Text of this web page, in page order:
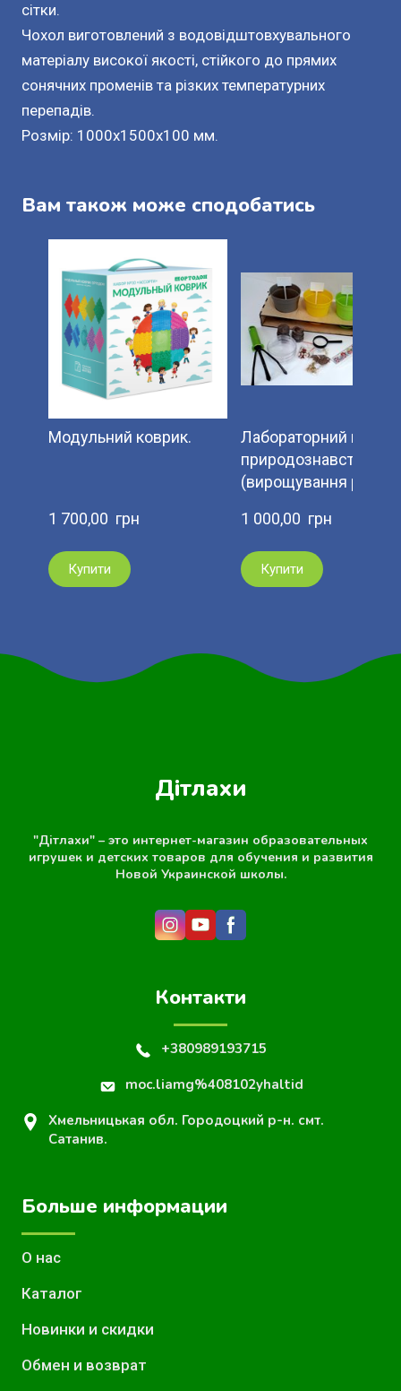
сітки.
Чохол виготовлений з водовідштовхувального
матеріалу високої якості, стійкого до прямих
сонячних променів та різких температурних
перепадів.
Розмір: 1000х1500х100 мм.
Вам також може сподобатись
Модульний коврик.
1 700,00  грн
Купити
Лабораторний набір з
природознавства
(вирощування
1 000,00  грн
Купити
Дітлахи
"Дітлахи" – это интернет-магазин образовательных
игрушек и детских товаров для обучения и развития
Новой Украинской школы.
Контакти
+380989193715
moc.liamg%408102yhaltid
Хмельницькая обл. Городоцкий р-н. смт.
Сатанив.
Больше информации
О нас
Каталог
Новинки и скидки
Обмен и возврат